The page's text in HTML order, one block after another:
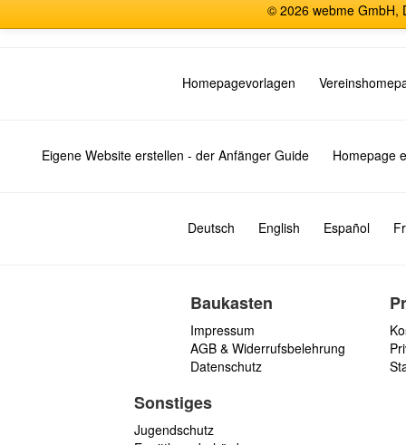
© 2026 webme GmbH,
Homepagevorlagen
Eigene Website erstellen - der Anfänger Guide Homepage
Deutsch English Español
Baukasten
Impressum
AGB & Widerrufsbelehrung
Datenschutz
Sonstiges
Jugendschutz